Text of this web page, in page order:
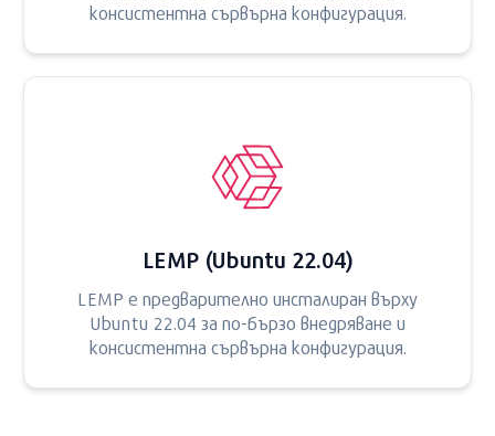
консистентна сървърна конфигурация.
LEMP (Ubuntu 22.04)
LEMP е предварително инсталиран върху
Ubuntu 22.04 за по-бързо внедряване и
консистентна сървърна конфигурация.